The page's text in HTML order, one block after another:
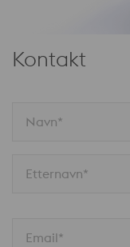
Kontakt
Navn*
Etternavn*
Email*